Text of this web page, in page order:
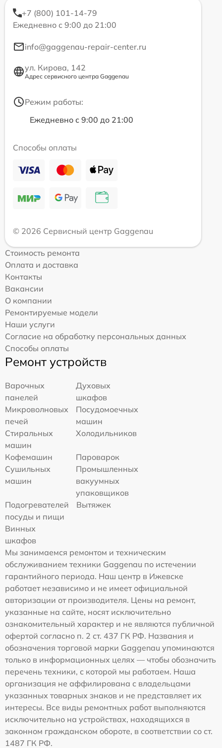
+7 (800) 101-14-79
Ежедневно с 9:00 до 21:00
info@gaggenau-repair-center.ru
ул. Кирова, 142
Адрес сервисного центра Gaggenau
Режим работы:
Ежедневно с 9:00 до 21:00
Способы оплаты
© 2026 Сервисный центр Gaggenau
Стоимость ремонта
Оплата и доставка
Контакты
Вакансии
О компании
Ремонтируемые модели
Наши услуги
Согласие на обработку персональных данных
Способы оплаты
Ремонт устройств
Варочных
панелей
Духовых
шкафов
Микроволновых
печей
Посудомоечных
машин
Стиральных
машин
Холодильников
Кофемашин
Пароварок
Сушильных
машин
Промышленных
вакуумных
упаковщиков
Подогревателей
посуды и пищи
Вытяжек
Винных
шкафов
Мы занимаемся ремонтом и техническим
обслуживанием техники Gaggenau по истечении
гарантийного периода. Наш центр в Ижевске
работает независимо и не имеет официальной
авторизации от производителя. Цены на ремонт,
указанные на сайте, носят исключительно
ознакомительный характер и не являются публичной
офертой согласно п. 2 ст. 437 ГК РФ. Названия и
обозначения торговой марки Gaggenau упоминаются
только в информационных целях — чтобы обозначить
перечень техники, с которой мы работаем. Наша
организация не аффилирована с владельцами
указанных товарных знаков и не представляет их
интересы. Все виды ремонтных работ выполняются
исключительно на устройствах, находящихся в
законном гражданском обороте, в соответствии со ст.
1487 ГК РФ.